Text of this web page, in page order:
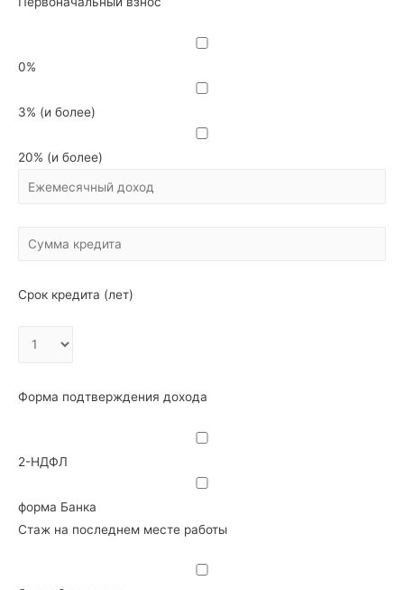
0%
3% (и более)
20% (и более)
Срок кредита (лет)
Форма подтверждения дохода
2-НДФЛ
форма Банка
Стаж на последнем месте работы